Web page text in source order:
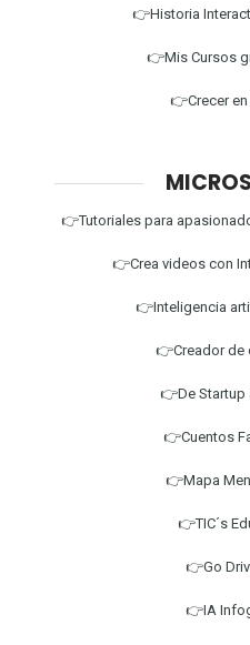
👉Historia
👉Mis Cursos
👉Crecer en
👉Tutoriales para
👉Crea videos con
👉Inteligencia
👉Creador de
👉De Startup
👉Cuentos
👉Mapa
👉TIC´s
👉Go
👉IA